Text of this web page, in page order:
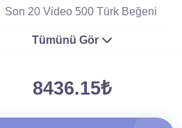
Son 20 Video 500 Türk Beğeni
Tümünü Gör
8436.15₺